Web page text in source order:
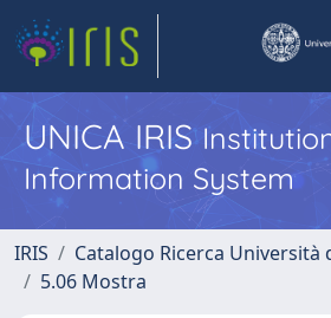
UNICA IRIS
Information System
IRIS Catalogo Ricerca Università
5.06 Mostra